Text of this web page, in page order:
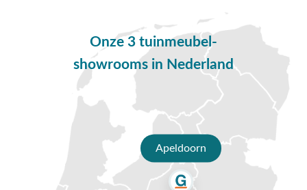
zweefparasol eenvoudig kunt verrijden. Wanneer de parasol
op z'n plek staat kun je de wieltjes op slot zetten middels een
Eigenschappen beschermhoes
Bescherm de zweefparasol goed met de Aerocover
parasolhoes. De hoes is gemaakt van een ripstop polyester.
Dit materiaal is licht van gewicht en super stevig. De
parasolhoes wordt geleverd inclusief een ingenaaid stokje
zodat het eenvoudig is om de hoes over de parasol te
Onze 3 tuinmeubel-
showrooms in Nederland
Apeldoorn